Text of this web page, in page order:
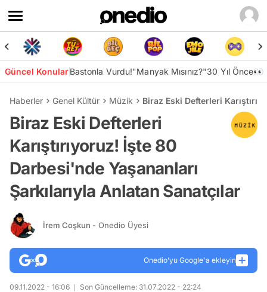
Güncel KonularBastonla Vurdu!"Manyak Mısınız?"30 Yıl Önce👀
Haberler Genel Kültür Müzik Biraz Eski Defterleri
Biraz Eski Defterleri
Karıştırıyoruz! İşte 80
Darbesi'nde Yaşananları
Şarkılarıyla Anlatan Sanatçılar
İrem Coşkun - Onedio Üyesi
Onedio’yu Google'a ekleyin
09.11.2022 - 16:06 Son Güncelleme: 31.07.2022 - 22:24